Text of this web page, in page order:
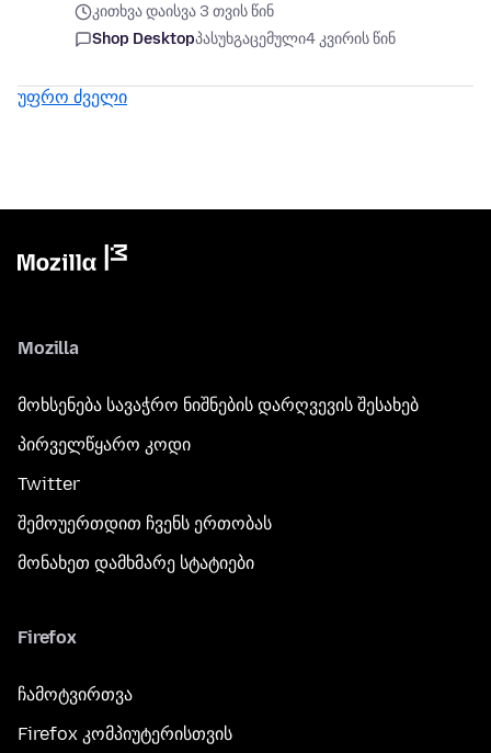
კითხვა დაისვა 3 თვის წინ
Shop Desktopპასუხგაცემული4 კვირის წინ
უფრო ძველი
Mozilla
მოხსენება სავაჭრო ნიშნების დარღვევის შესახებ
პირველწყარო კოდი
Twitter
შემოუერთდით ჩვენს ერთობას
მონახეთ დამხმარე სტატიები
Firefox
ჩამოტვირთვა
Firefox კომპიუტერისთვის